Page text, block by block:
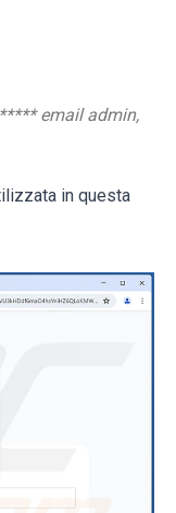
email admin,
in questa